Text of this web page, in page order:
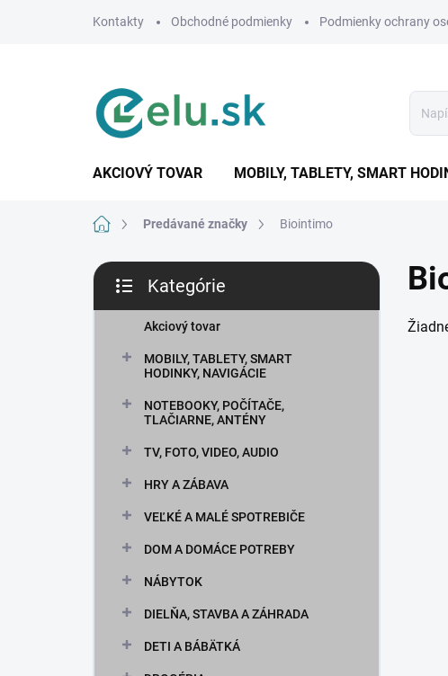
Kontakty Obchodné podmienky Podmienky ochrany
AKCIOVÝ TOVAR MOBILY, TABLETY, SMART
DomovPredávané značky Biointimo
B
č
kategórie
Kategórie
Akciový tovar
MOBILY, TABLETY, SMART
HODINKY, NAVIGÁCIE
NOTEBOOKY, POČÍTAČE,
TLAČIARNE, ANTÉNY
TV, FOTO, VIDEO, AUDIO
HRY A ZÁBAVA
VEĽKÉ A MALÉ SPOTREBIČE
DOM A DOMÁCE POTREBY
NÁBYTOK
DIELŇA, STAVBA A ZÁHRADA
DETI A BÁBÄTKÁ